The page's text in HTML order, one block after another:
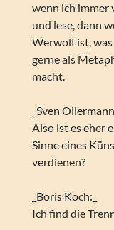
wenn ich immer
und lese, dann
Werwolf ist,
gerne als
macht.
_Sven
Also ist es eher
Sinne eines
verdienen?
_Boris Koch:_
Ich find die